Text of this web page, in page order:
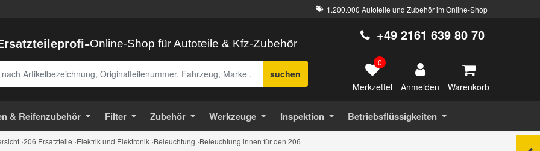
1.200.000 Autoteile und Zubehör im Online-Shop
-Online-Shop für Autoteile & Kfz-Zubehör
suchen
+49 2161 639 80 70
0
Merkzettel Anmelden Warenkorb
& Reifenzubehör Filter Zubehör Werkzeuge Inspektion Betriebsflüssigkeiten
›206 Ersatzteile ›Elektrik und Elektronik ›Beleuchtung ›Beleuchtung innen für den 206